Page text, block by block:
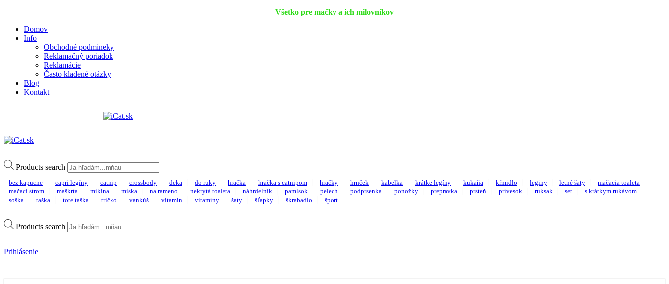
Všetko pre mačky a ich milovníkov
Domov
Info
Obchodné podmineky
Reklamačný poriadok
Reklamácie
Často kladené otázky
Blog
Kontakt
Products search
bez kapucne capri legíny catnip crossbody deka do ruky hračka hračka s catnipom hračky hrnček kabelka krátke legíny kukaňa kŕmidlo leginy letné šaty
mačacia toaleta
mačací strom
maškrta mikina miska na rameno nekrytá toaleta náhrdelník pamlsok pelech podprsenka ponožky prepravka prsteň prívesok ruksak set
s krátkym rukávom
soška
taška tote taška tričko vankúš vitamin vitamíny šaty šľapky škrabadlo šport
Products search
Prihlásenie